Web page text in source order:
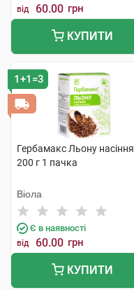
від 60.00 грн
КУПИТИ
1+1=3
Гербамакс Льону насіння
200 г 1 пачка
Віола
Є в наявності
від 60.00 грн
КУПИТИ